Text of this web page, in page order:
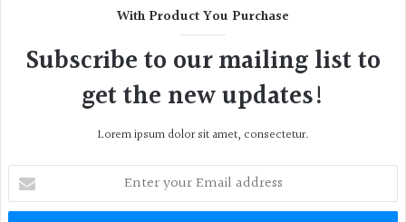
With Product You Purchase
Subscribe to our mailing list to
get the new updates!
Lorem ipsum dolor sit amet, consectetur.
Enter
your
Email